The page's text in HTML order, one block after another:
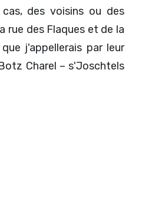
des voisins ou des
rue des Flaques et de la
j'appellerais par leur
Charel – s'Joschtels